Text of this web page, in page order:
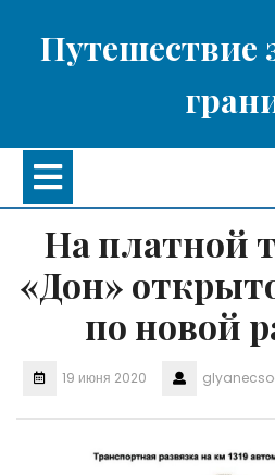
содержимому
Путешествие
Открыть
На платной
«Дон»
по новой
19 июня 2020